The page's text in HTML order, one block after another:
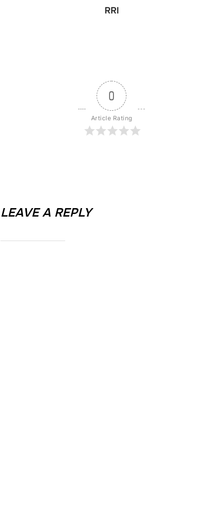
RRI
0
Article Rating
LEAVE A REPLY